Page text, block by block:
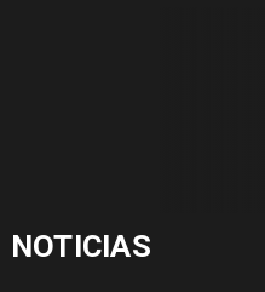
NOTICIAS